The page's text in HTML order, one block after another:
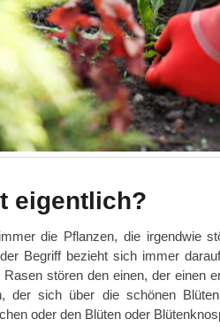
eigentlich?
die Pflanzen, die irgendwie
Begriff bezieht sich immer
stören den einen, der einen
der sich über die schönen
oder den Blüten oder